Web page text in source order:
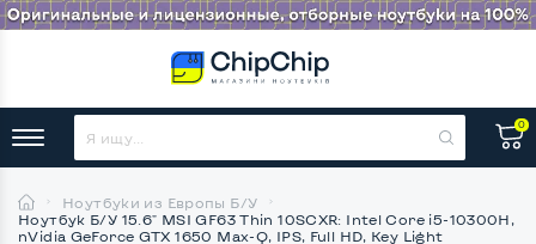
0
Ноутбуки из Европы Б/У
Ноутбук Б/У 15.6" MSI GF63 Thin 10SCXR: Intel Core i5-10300H,
nVidia GeForce GTX 1650 Max-Q, IPS, Full HD, Key Light